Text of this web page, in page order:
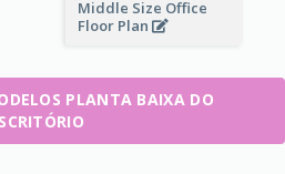
Middle Size Office
Floor Plan
PLANTA BAIXA DO